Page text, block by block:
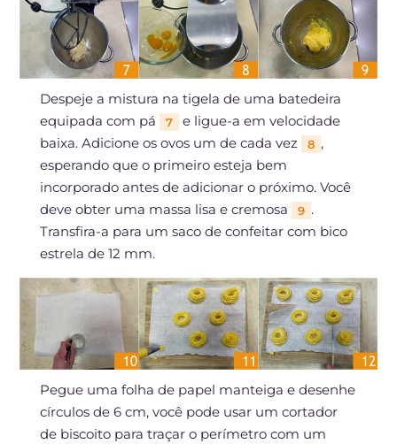
Despeje a mistura na tigela de uma batedeira
equipada com pá
7
e ligue-a em velocidade
baixa. Adicione os ovos um de cada vez
8 ,
esperando que o primeiro esteja bem
incorporado antes de adicionar o próximo. Você
deve obter uma massa lisa e cremosa
9 .
Transfira-a para um saco de confeitar com bico
estrela de 12 mm.
Pegue uma folha de papel manteiga e desenhe
círculos de 6 cm, você pode usar um cortador
de biscoito para traçar o perímetro com um